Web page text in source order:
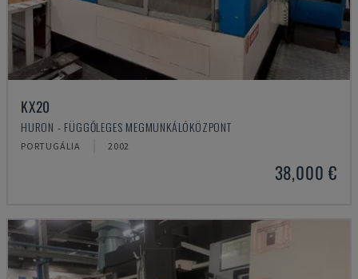
KX20
HURON - FÜGGŐLEGES MEGMUNKÁLÓKÖZPONT
PORTUGÁLIA 2002
38,000 €